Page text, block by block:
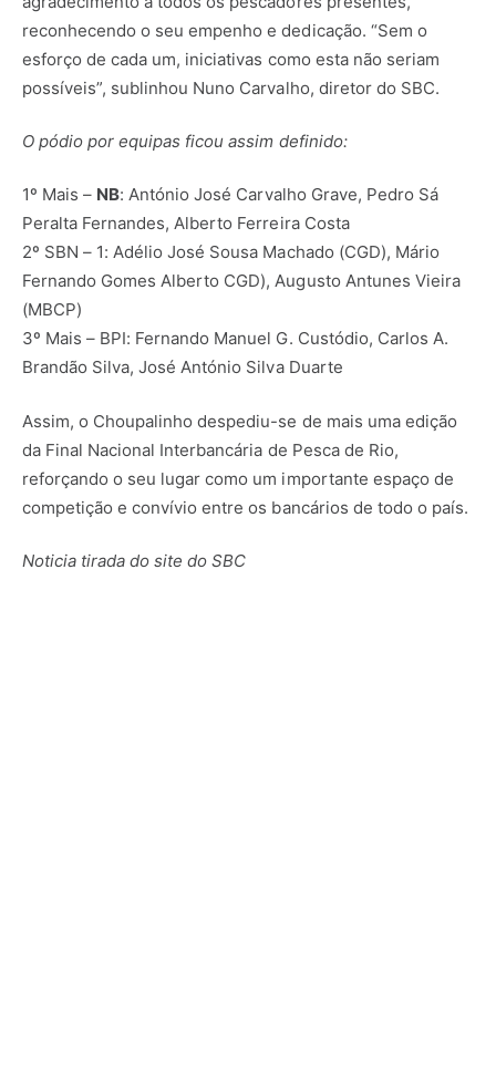
reconhecendo o seu empenho e dedicação. “Sem o
esforço de cada um, iniciativas como esta não seriam
possíveis”, sublinhou Nuno Carvalho, diretor do SBC.
O pódio por equipas ficou assim definido:
1º Mais – NB: António José Carvalho Grave, Pedro Sá
Peralta Fernandes, Alberto Ferreira Costa
2º SBN – 1: Adélio José Sousa Machado (CGD), Mário
Fernando Gomes Alberto CGD), Augusto Antunes Vieira
(MBCP)
3º Mais – BPI: Fernando Manuel G. Custódio, Carlos A.
Brandão Silva, José António Silva Duarte
Assim, o Choupalinho despediu-se de mais uma edição
da Final Nacional Interbancária de Pesca de Rio,
reforçando o seu lugar como um importante espaço de
competição e convívio entre os bancários de todo o país.
Noticia tirada do site do SBC